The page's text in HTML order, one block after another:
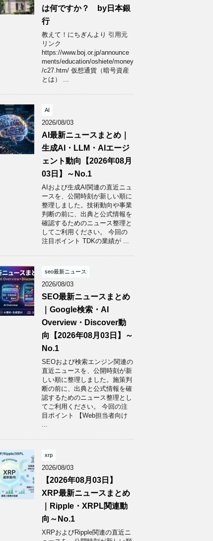
は何ですか？ by日本銀
行
教えて！にちぎんより 引用元
リンク
https://www.boj.or.jp/announce
ments/education/oshiete/money
/c27.htm/ 仮想通貨（暗号資産
とは） ...
AI
2026/08/03
AI最新ニュースまとめ｜
生成AI・LLM・AIエージ
ェント動向【2026年08月
03日】～No.1
AIおよび生成AI関連の直近ニュ
ースを、公開時刻が新しい順に
整理しました。技術動向や事業
判断の前に、出典と公式情報を
確認するためのニュース整理と
してご利用ください。 今回の
注目ポイント TDKの業績が ...
seo最新ニュース
2026/08/03
SEO最新ニュースまとめ
｜Google検索・AI
Overview・Discover動
向【2026年08月03日】～
No.1
SEOおよび検索エンジン関連の
直近ニュースを、公開時刻が新
しい順に整理しました。施策判
断の前に、出典と公式情報を確
認するためのニュース整理とし
てご利用ください。 今回の注
目ポイント 【Web担当者向け
xrp
2026/08/03
【2026年08月03日】
XRP最新ニュースまとめ
｜Ripple・XRPL関連動
向～No.1
XRPおよびRipple関連の直近ニ